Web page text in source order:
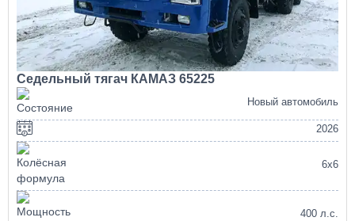
Седельный тягач КАМАЗ 65225
Новый автомобиль
2026
6х6
400 л.с.